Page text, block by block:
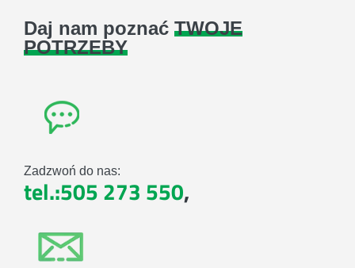
Daj nam poznać TWOJE
POTRZEBY
Zadzwoń do nas:
tel.:505 273 550,